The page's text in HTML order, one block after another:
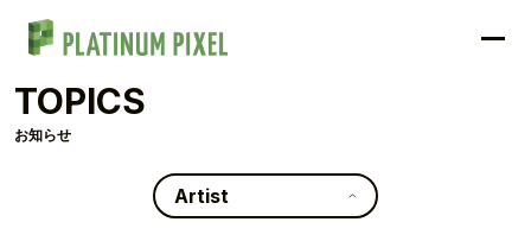
TOPICS
お知らせ
Artist